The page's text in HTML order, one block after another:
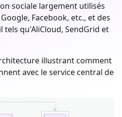
sociale largement utilisés
Facebook, etc., et des
tels qu'AliCloud, SendGrid et
illustrant comment
avec le service central de